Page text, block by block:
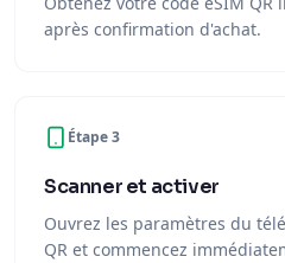
après confirmation d'achat.
Étape 3
Scanner et activer
Ouvrez les paramètres du
QR et commencez